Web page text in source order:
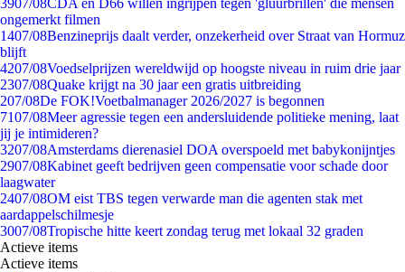
3907/08CDA en D66 willen ingrijpen tegen 'gluurbrillen' die mensen
ongemerkt filmen
1407/08Benzineprijs daalt verder, onzekerheid over Straat van Hormuz
blijft
4207/08Voedselprijzen wereldwijd op hoogste niveau in ruim drie jaar
2307/08Quake krijgt na 30 jaar een gratis uitbreiding
207/08De FOK!Voetbalmanager 2026/2027 is begonnen
7107/08Meer agressie tegen een andersluidende politieke mening, laat
jij je intimideren?
3207/08Amsterdams dierenasiel DOA overspoeld met babykonijntjes
2907/08Kabinet geeft bedrijven geen compensatie voor schade door
laagwater
2407/08OM eist TBS tegen verwarde man die agenten stak met
aardappelschilmesje
3007/08Tropische hitte keert zondag terug met lokaal 32 graden
Actieve items
Actieve items